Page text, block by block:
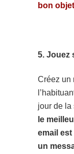
bon
5. Jouez
Créez un
jour de la
le
email
un